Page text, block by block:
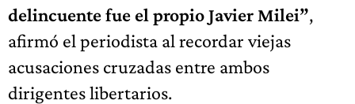
delincuente fue el propio Javier Milei”,
afirmó el periodista al recordar viejas
acusaciones cruzadas entre ambos
dirigentes libertarios.